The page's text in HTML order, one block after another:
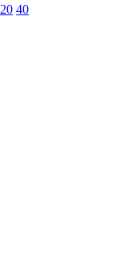
20 40